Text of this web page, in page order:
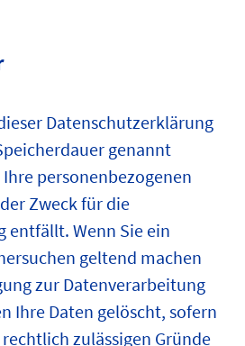
Datenschutzerklärung
genannt
personenbezogenen
Zweck für die
entfällt. Wenn Sie ein
geltend machen
zur Datenverarbeitung
Ihre Daten gelöscht, sofern
zulässigen Gründe